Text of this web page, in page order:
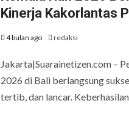
Kinerja Kakorlantas
4 bulan ago redaksi
Jakarta|Suarainetizen.com –
2026 di Bali berlangsung
tertib, dan lancar.